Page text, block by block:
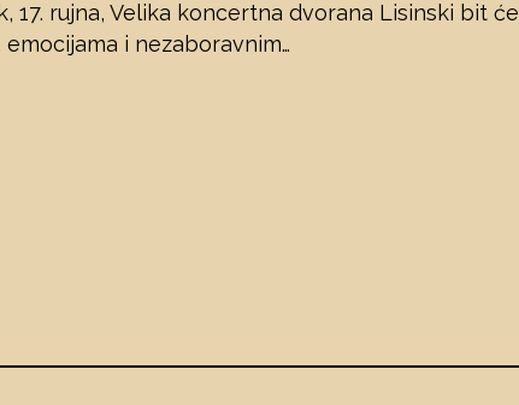
17. rujna, Velika koncertna dvorana Lisinski bit će
i nezaboravnim…